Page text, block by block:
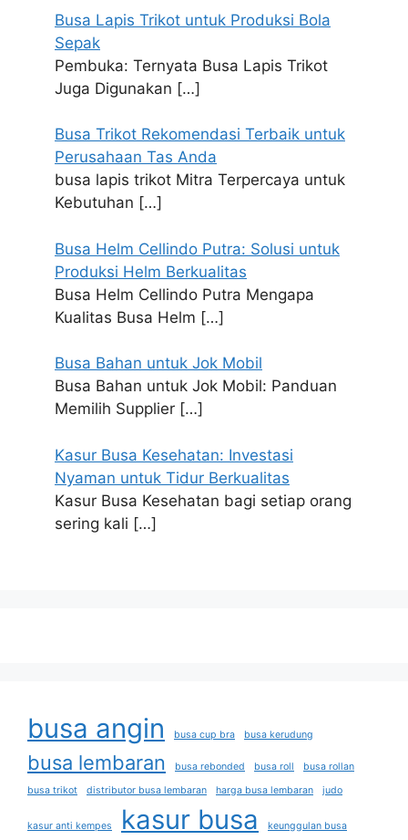
Busa Lapis Trikot untuk Produksi Bola
Sepak
Pembuka: Ternyata Busa Lapis Trikot
Juga Digunakan […]
Busa Trikot Rekomendasi Terbaik untuk
Perusahaan Tas Anda
busa lapis trikot Mitra Terpercaya untuk
Kebutuhan […]
Busa Helm Cellindo Putra: Solusi untuk
Produksi Helm Berkualitas
Busa Helm Cellindo Putra Mengapa
Kualitas Busa Helm […]
Busa Bahan untuk Jok Mobil
Busa Bahan untuk Jok Mobil: Panduan
Memilih Supplier […]
Kasur Busa Kesehatan: Investasi
Nyaman untuk Tidur Berkualitas
Kasur Busa Kesehatan bagi setiap orang
sering kali […]
busa angin busa cup bra busa kerudung
busa lembaran busa rebonded busa roll
busa rollan
busa trikot
distributor busa lembaran harga busa lembaran judo
kasur anti kempes kasur busa keunggulan busa